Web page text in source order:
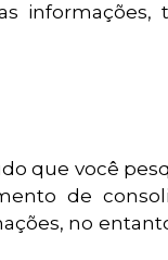
informações,
que você
de
no